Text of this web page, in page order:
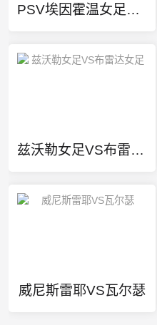
PSV埃因霍温女足VS阿尔克马尔女足
兹沃勒女足VS布雷达女足
威尼斯雷耶VS瓦尔瑟